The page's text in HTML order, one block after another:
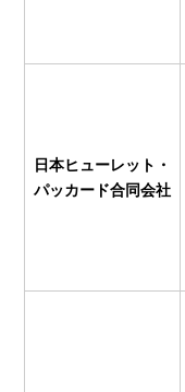
日本ヒューレット・
パッカード合同会社